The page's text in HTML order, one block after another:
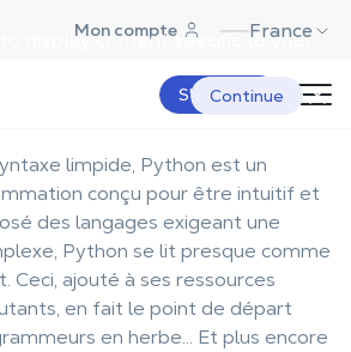
display content specific to your
Continue
Mon compte France
S'abonner
idéale pour
limpide, Python est un
conçu pour être intuitif et
des langages exigeant une
Python se lit presque comme
Ceci, ajouté à ses ressources
en fait le point de départ
en herbe... Et plus encore